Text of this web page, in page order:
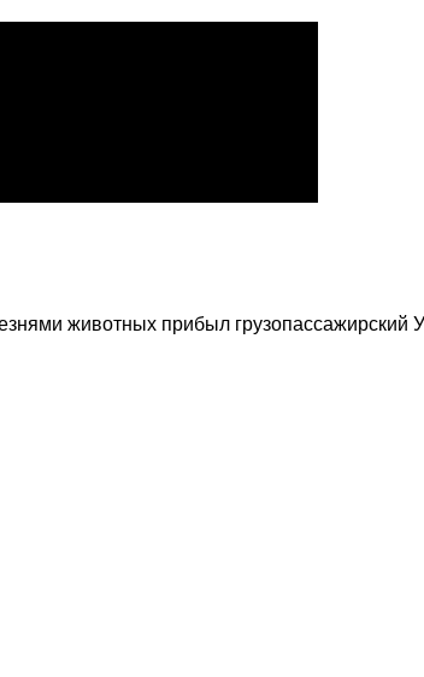
животных прибыл грузопассажирский